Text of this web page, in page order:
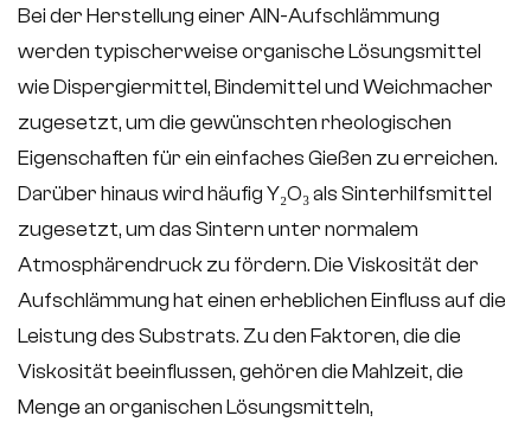
Bei der Herstellung einer AlN-Aufschlämmung
werden typischerweise organische Lösungsmittel
wie Dispergiermittel, Bindemittel und Weichmacher
zugesetzt, um die gewünschten rheologischen
Eigenschaften für ein einfaches Gießen zu erreichen.
Darüber hinaus wird häufig Y₂O₃ als Sinterhilfsmittel
zugesetzt, um das Sintern unter normalem
Atmosphärendruck zu fördern. Die Viskosität der
Aufschlämmung hat einen erheblichen Einfluss auf die
Leistung des Substrats. Zu den Faktoren, die die
Viskosität beeinflussen, gehören die Mahlzeit, die
Menge an organischen Lösungsmitteln,